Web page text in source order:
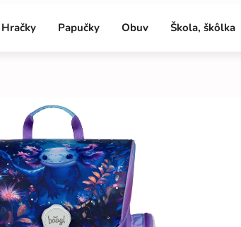
Hračky Papučky Obuv Škola, škôlka